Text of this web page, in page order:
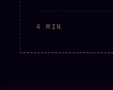
4 MIN